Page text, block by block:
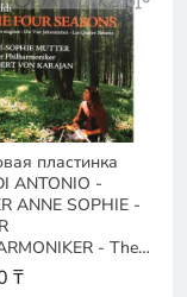
пластинка
ANTONIO -
ANNE SOPHIE -
- The
₸